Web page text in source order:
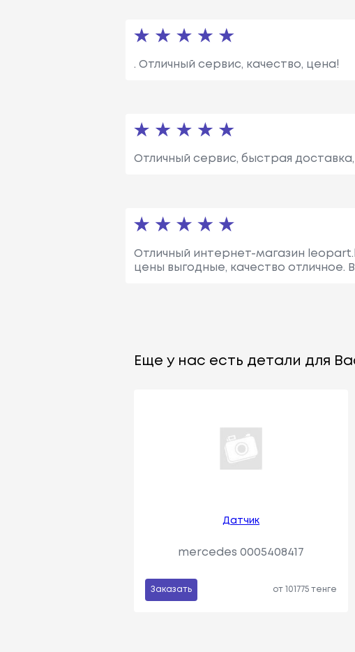
. Отличный сервис, качество, цена!
Отличный сервис, быстрая
Отличный интернет-магазин
цены выгодные, качество
Еще у нас есть детали для
Датчик
mercedes 0005408417
Заказать от 101775 тенге